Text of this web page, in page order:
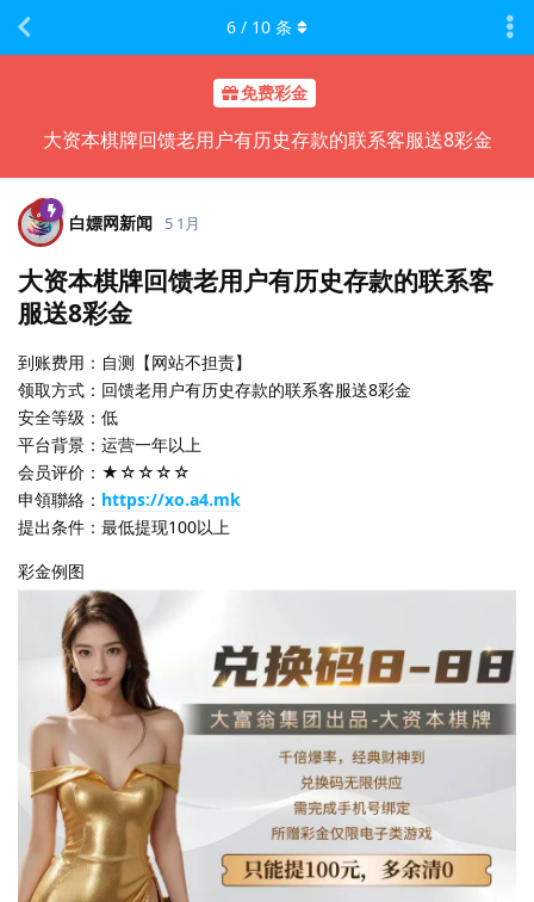
免费彩金
大资本棋牌回馈老用户有历史存款的联系客服送8彩金
6 / 10 条
白嫖网新闻 5 1月
大资本棋牌回馈老用户有历史存款的联系客
服送8彩金
到账费用：自测【网站不担责】
领取方式：回馈老用户有历史存款的联系客服送8彩金
安全等级：低
平台背景：运营一年以上
会员评价：★☆☆☆☆
申領聯絡： https://xo.a4.mk
提出条件：最低提现100以上
彩金例图